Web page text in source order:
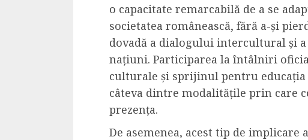
o capacitate remarcabilă de a se
societatea românească, fără a-și
dovadă a dialogului intercultural și
națiuni. Participarea la întâlniri
culturale și sprijinul pentru
câteva dintre modalitățile prin care
prezența.
De asemenea, acest tip de